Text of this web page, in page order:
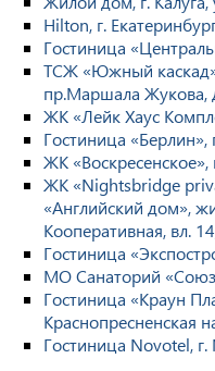
Hilton, г.
Гостиница
ТСЖ «Южный
пр.Маршала Жукова,
ЖК «Лейк Хаус
Гостиница «Берлин»,
ЖК «Воскресенское»,
ЖК «Nightsbridge
«Английский дом»,
Кооперативная, вл.
Гостиница
МО Санаторий
Гостиница «Краун
Краснопресненская
Гостиница Novotel, г.